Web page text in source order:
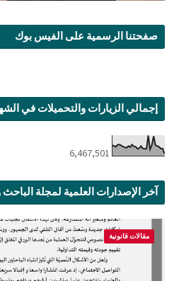
صفحتنا الرسمية على الفيس بوك
إجمالي الزيارات والتحميلات في
6,467,501
آخر الإصدارات العلمية لمجلة
مقالات قانونية